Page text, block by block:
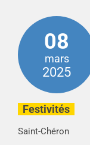
08
mars
2025
Festivités
Saint-Chéron